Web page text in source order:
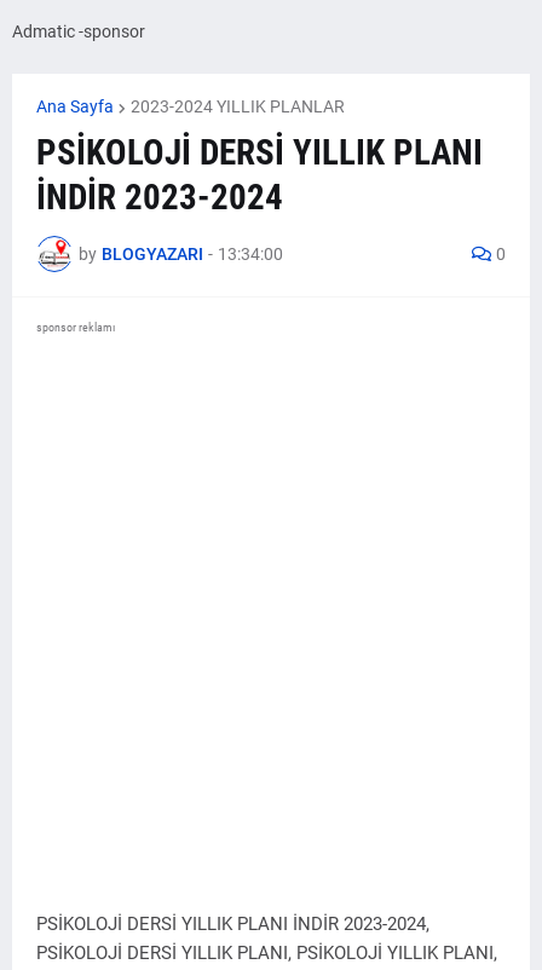
Admatic -sponsor
Ana Sayfa 2023-2024 YILLIK PLANLAR
PSİKOLOJİ DERSİ YILLIK PLANI
İNDİR 2023-2024
by BLOGYAZARI - 13:34:00 0
sponsor reklamı
PSİKOLOJİ DERSİ YILLIK PLANI İNDİR 2023-2024,
PSİKOLOJİ DERSİ YILLIK PLANI, PSİKOLOJİ YILLIK PLANI,